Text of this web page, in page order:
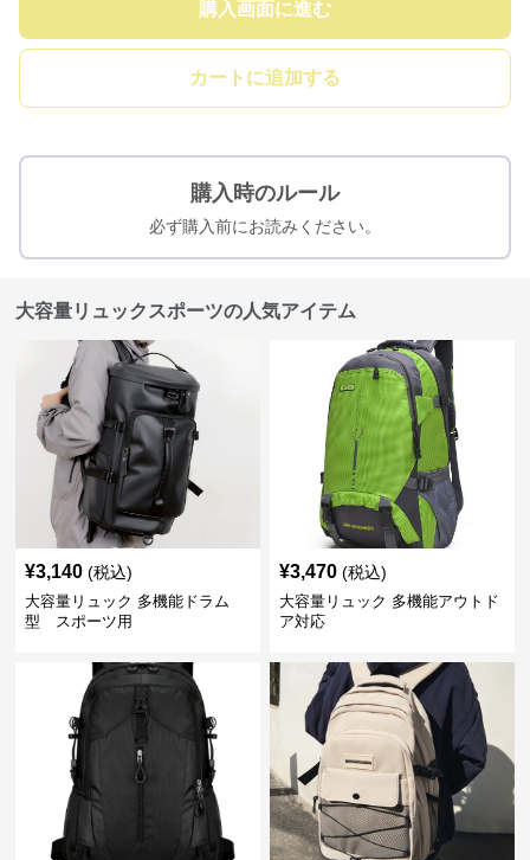
購入画面に進む
カートに追加する
購入時のルール
必ず購入前にお読みください。
大容量リュックスポーツの人気アイテム
¥3,140 (税込)
大容量リュック 多機能ドラム
型 スポーツ用
¥3,470 (税込)
大容量リュック 多機能アウトド
ア対応